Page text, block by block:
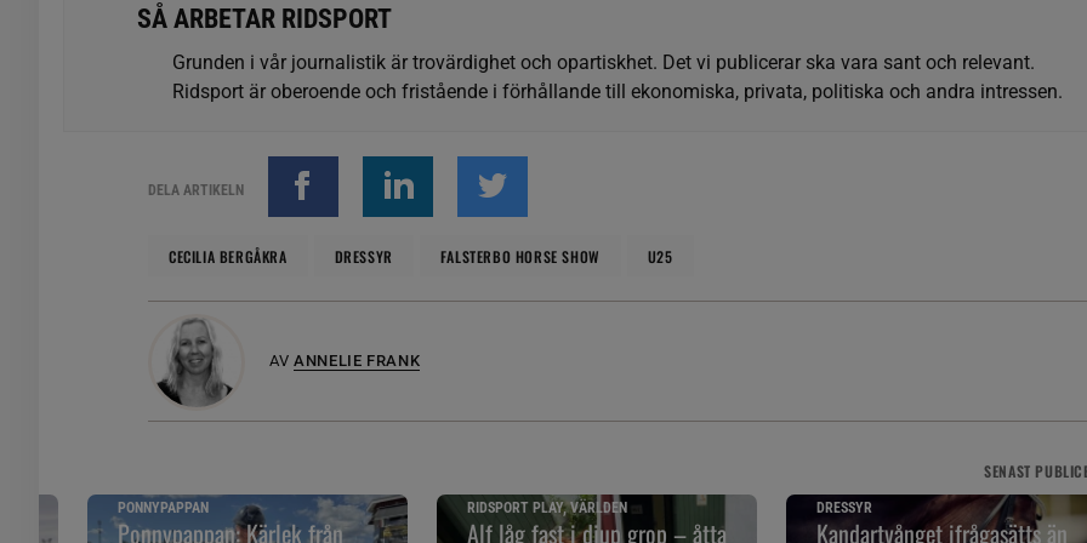
SÅ ARBETAR RIDSPORT
Grunden i vår journalistik är trovärdighet och opartiskhet. Det vi publicerar ska vara sant och relevant.
Ridsport är oberoende och fristående i förhållande till ekonomiska, privata, politiska och andra intressen.
DELA ARTIKELN
CECILIA BERGÅKRA DRESSYR FALSTERBO HORSE SHOW U25
AV ANNELIE FRANK
SENAST
PONNYPAPPAN
Ponnypappan: Kärlek från
RIDSPORT PLAY, VÄRLDEN
Alf låg fast i djup grop – åtta
DRESSYR
Kandartvånget ifrågasätts än